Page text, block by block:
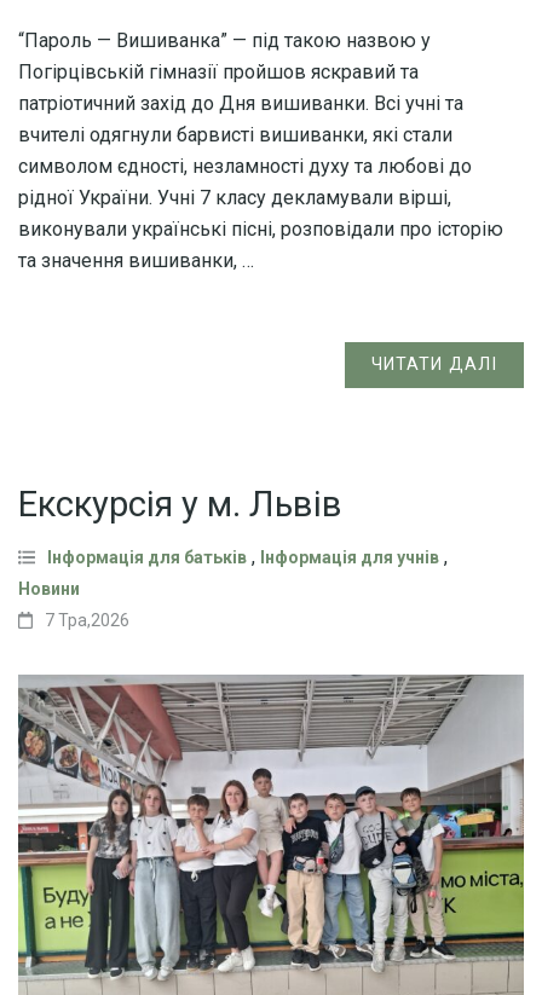
“Пароль — Вишиванка” — під такою назвою у
Погірцівській гімназії пройшов яскравий та
патріотичний захід до Дня вишиванки. Всі учні та
вчителі одягнули барвисті вишиванки, які стали
символом єдності, незламності духу та любові до
рідної України. Учні 7 класу декламували вірші,
виконували українські пісні, розповідали про історію
та значення вишиванки, …
ЧИТАТИ ДАЛІ
Екскурсія у м. Львів
Інформація для батьків , Інформація для учнів ,
Новини
7 Тра,2026